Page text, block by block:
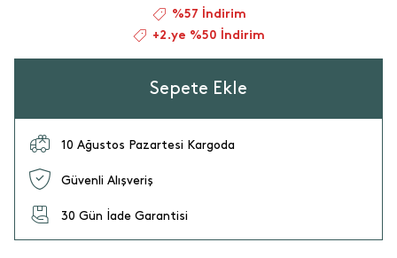
%57 İndirim
+2.ye %50 İndirim
Sepete Ekle
10 Ağustos Pazartesi Kargoda
Güvenli Alışveriş
30 Gün İade Garantisi